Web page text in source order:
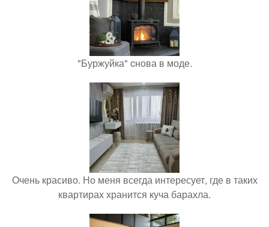
"Буржуйка" cнова в моде.
Очень красиво. Но меня всегда интересует, где в таких
квартирах хранится куча барахла.